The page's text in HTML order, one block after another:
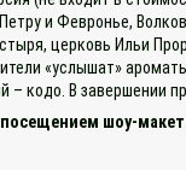
и Февронье,
церковь Ильи
«услышат»
– кодо. В завершении
посещением шоу-